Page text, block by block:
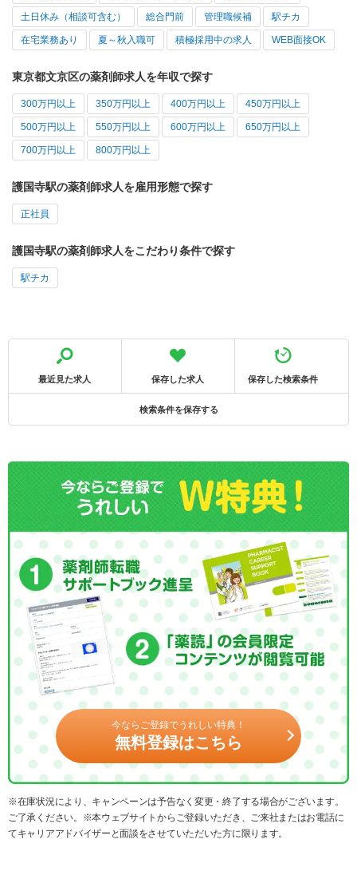
土日休み（相談可含む） 総合門前 管理職候補 駅チカ
在宅業務あり 夏～秋入職可 積極採用中の求人 WEB面接OK
東京都文京区の薬剤師求人を年収で探す
300万円以上 350万円以上 400万円以上 450万円以上
500万円以上 550万円以上 600万円以上 650万円以上
700万円以上 800万円以上
護国寺駅の薬剤師求人を雇用形態で探す
正社員
護国寺駅の薬剤師求人をこだわり条件で探す
駅チカ
最近見た求人 保存した求人 保存した検索条件
検索条件を保存する
今ならご登録でうれしい特典！
無料登録はこちら
※在庫状況により、キャンペーンは予告なく変更・終了する場合がございます。
ご了承ください。※本ウェブサイトからご登録いただき、ご来社またはお電話に
てキャリアアドバイザーと面談をさせていただいた方に限ります。